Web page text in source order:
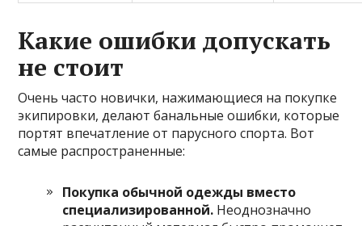
Какие ошибки допускать
не стоит
Очень часто новички, нажимающиеся на покупке
экипировки, делают банальные ошибки, которые
портят впечатление от парусного спорта. Вот
самые распространенные:
Покупка обычной одежды вместо
специализированной. Неоднозначно